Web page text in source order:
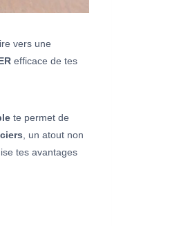
vers une
efficace de tes
te permet de
, un atout non
tes avantages